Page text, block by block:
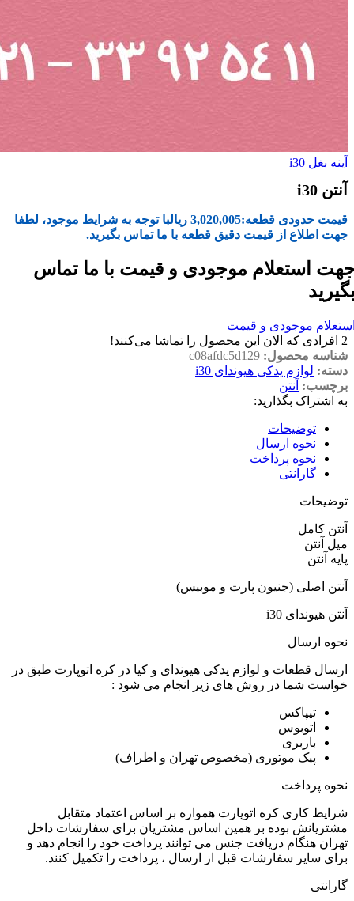
آینه بغل i30
آنتن i30
قیمت حدودی قطعه:3,020,005 ریالبا توجه به شرایط موجود، لطفا
جهت اطلاع از قیمت دقیق قطعه با ما تماس بگیرید.
استعلام موجودی و قیمت با ما تماس
موجودی و قیمت
2 افرادی که الان این محصول را تماشا می‌کنند!
شناسه محصول: c08afdc5d129
دسته: لوازم یدکی هیوندای i30
برچسب: آنتن
به اشتراک بگذارید:
توضیحات
نحوه ارسال
نحوه پرداخت
گارانتی
توضیحات
آنتن کامل
میل آنتن
پایه آنتن
آنتن اصلی (جنیون پارت و موبیس)
آنتن هیوندای i30
نحوه ارسال
ارسال قطعات و لوازم یدکی هیوندای و کیا در کره اتوپارت طبق در
خواست شما در روش های زیر انجام می شود :
تیپاکس
اتوبوس
باربری
پیک موتوری (مخصوص تهران و اطراف)
نحوه پرداخت
شرایط کاری کره اتوپارت همواره بر اساس اعتماد متقابل
مشتریانش بوده بر همین اساس مشتریان برای سفارشات داخل
تهران هنگام دریافت جنس می توانند پرداخت خود را انجام دهد و
برای سایر سفارشات قبل از ارسال ، پرداخت را تکمیل کنند.
گارانتی